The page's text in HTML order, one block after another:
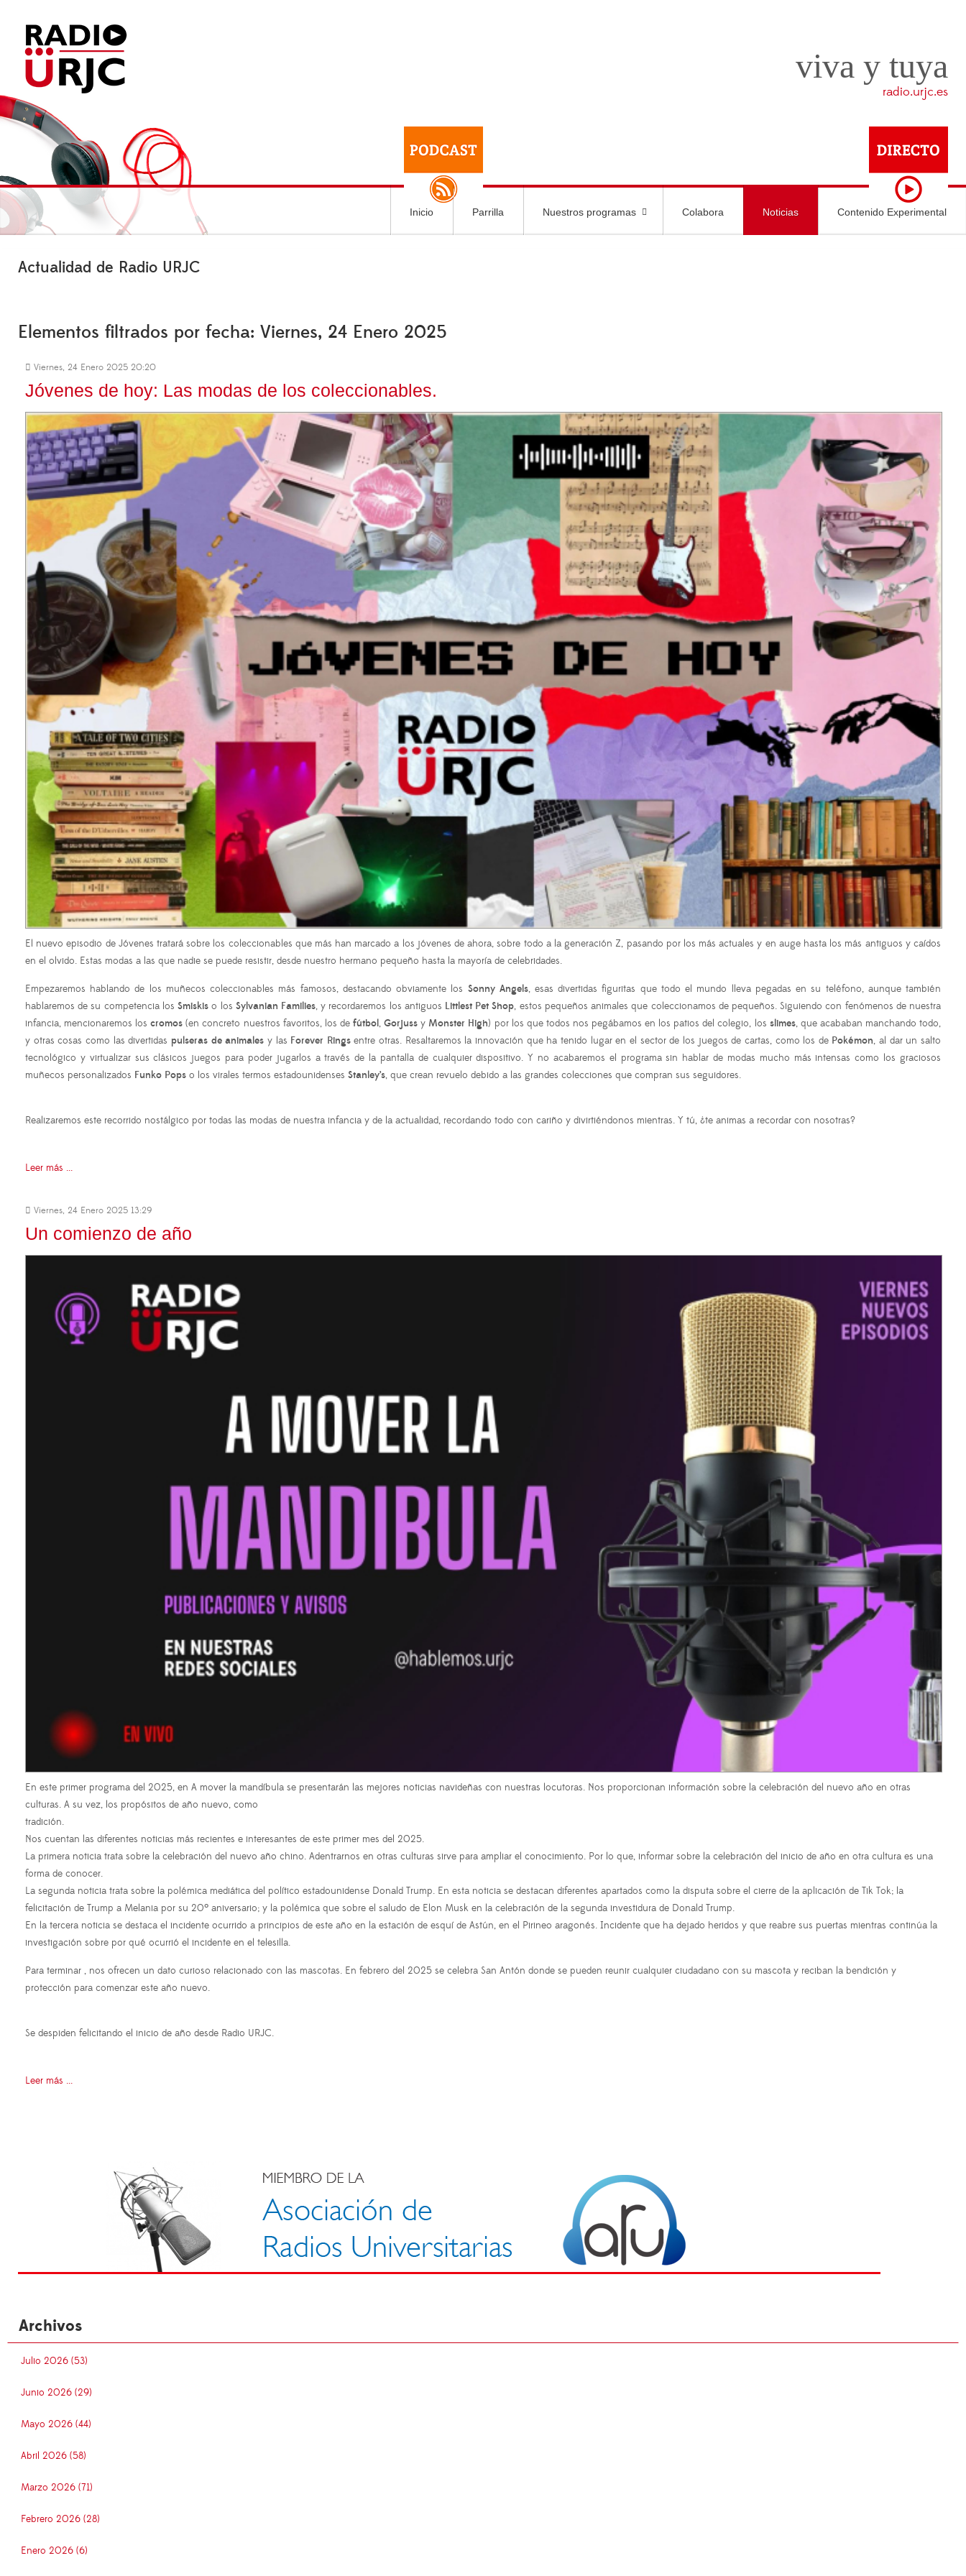
viva y tuya
radio.urjc.es
Inicio Parrilla Nuestros programas Colabora Noticias Contenido Experimental
Actualidad de Radio URJC
Elementos filtrados por fecha: Viernes, 24 Enero 2025
Viernes, 24 Enero 2025 20:20
Jóvenes de hoy: Las modas de los coleccionables.
El nuevo episodio de Jóvenes tratará sobre los coleccionables que más han marcado a los jóvenes de ahora, sobre todo a la generación Z, pasando por los más actuales y en auge hasta los más antiguos y caídos
en el olvido. Estas modas a las que nadie se puede resistir, desde nuestro hermano pequeño hasta la mayoría de celebridades.
Empezaremos hablando de los muñecos coleccionables más famosos, destacando obviamente los Sonny Angels, esas divertidas figuritas que todo el mundo lleva pegadas en su teléfono, aunque también
hablaremos de su competencia losSmiskis o los Sylvanian Families, y recordaremos los antiguos Littlest Pet Shop, estos pequeños animales que coleccionamos de pequeños. Siguiendo con fenómenos de nuestra
infancia, mencionaremos loscromos (en concreto nuestros favoritos, los de fútbol,Gorjuss y Monster High) por los que todos nos pegábamos en los patios del colegio, los slimes, que acababan manchando todo,
y otras cosas como las divertidas pulseras de animales y las Forever Ringsentre otras. Resaltaremos la innovación que ha tenido lugar en el sector de los juegos de cartas, como los de Pokémon, al dar un salto
tecnológico y virtualizar sus clásicos juegos para poder jugarlos a través de la pantalla de cualquier dispositivo. Y no acabaremos el programa sin hablar de modas mucho más intensas como los graciosos
muñecos personalizados Funko Pops o los virales termos estadounidenses Stanley’s, que crean revuelo debido a las grandes colecciones que compran sus seguidores.
Realizaremos este recorrido nostálgico por todas las modas de nuestra infancia y de la actualidad, recordando todo con cariño y divirtiéndonos mientras. Y tú, ¿te animas a recordar con nosotras?
Leer más ...
Viernes, 24 Enero 2025 13:29
Un comienzo de año
En este primer programa del 2025, en A mover la mandíbula se presentarán las mejores noticias navideñas con nuestras locutoras. Nos proporcionan información sobre la celebración del nuevo año en otras
culturas. A su vez, los propósitos de año nuevo, como
tradición.
Nos cuentan las diferentes noticias más recientes e interesantes de este primer mes del 2025.
La primera noticia trata sobre la celebración del nuevo año chino. Adentrarnos en otras culturas sirve para ampliar el conocimiento. Por lo que, informar sobre la celebración del inicio de año en otra cultura es una
forma de conocer.
La segunda noticia trata sobre la polémica mediática del político estadounidense Donald Trump. En esta noticia se destacan diferentes apartados como la disputa sobre el cierre de la aplicación de Tik Tok; la
felicitación de Trump a Melania por su 20º aniversario; y la polémica que sobre el saludo de Elon Musk en la celebración de la segunda investidura de Donald Trump.
En la tercera noticia se destaca el incidente ocurrido a principios de este año en la estación de esquí de Astún, en el Pirineo aragonés. Incidente que ha dejado heridos y que reabre sus puertas mientras continúa la
investigación sobre por qué ocurrió el incidente en el telesilla.
Para terminar , nos ofrecen un dato curioso relacionado con las mascotas. En febrero del 2025 se celebra San Antón donde se pueden reunir cualquier ciudadano con su mascota y reciban la bendición y
protección para comenzar este año nuevo.
Se despiden felicitando el inicio de año desde Radio URJC.
Leer más ...
Archivos
Julio 2026 (53)
Junio 2026 (29)
Mayo 2026 (44)
Abril 2026 (58)
Marzo 2026 (71)
Febrero 2026 (28)
Enero 2026 (6)